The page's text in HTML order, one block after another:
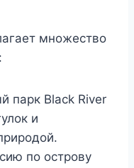
множество
парк Black River
и
по острову